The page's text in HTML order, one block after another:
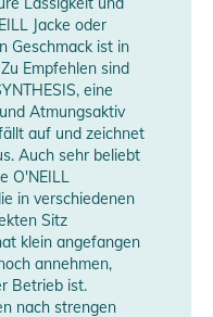
Jacke oder
Geschmack ist in
Empfehlen sind
eine
Atmungsaktiv
auf und zeichnet
Auch sehr beliebt
O'NEILL
in verschiedenen
Sitz
klein angefangen
annehmen,
Betrieb ist.
nach strengen